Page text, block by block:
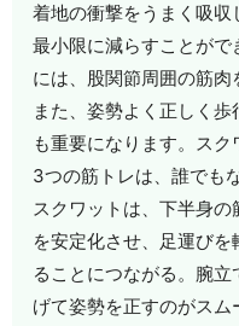
着地の衝撃をうまく吸
最小限に減らすことが
には、股関節周囲の筋肉
また、姿勢よく正しく
も重要になります。ス
3つの筋トレは、誰でも
スクワットは、下半身
を安定化させ、足運びを
ることにつながる。腕
げて姿勢を正すのがス